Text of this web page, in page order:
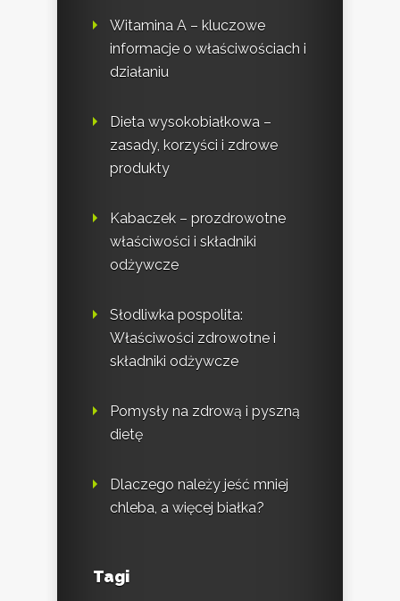
Witamina A – kluczowe
informacje o właściwościach i
działaniu
Dieta wysokobiałkowa –
zasady, korzyści i zdrowe
produkty
Kabaczek – prozdrowotne
właściwości i składniki
odżywcze
Słodliwka pospolita:
Właściwości zdrowotne i
składniki odżywcze
Pomysły na zdrową i pyszną
dietę
Dlaczego należy jeść mniej
chleba, a więcej białka?
Tagi